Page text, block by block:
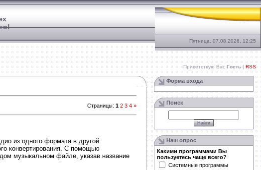
Пятница, 07.08.2026, 12:25
Приветствую Вас Гость | RSS
Страницы: 1 2 3 4 »
из одного формата в другой.
конвертирования. С помощью
музыкальном файле, указав название
Форма входа
Поиск
Наш опрос
Какими программами Вы
пользуетесь чаще всего?
Системные программы